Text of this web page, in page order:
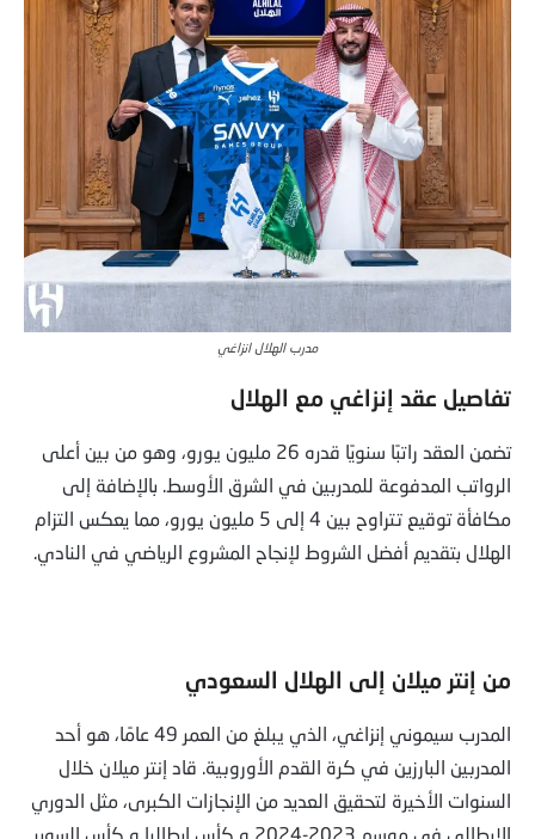
مدرب الهلال انزاغي
تفاصيل عقد إنزاغي مع الهلال
تضمن العقد راتبًا سنويًا قدره 26 مليون يورو، وهو من بين أعلى
الرواتب المدفوعة للمدربين في الشرق الأوسط. بالإضافة إلى
مكافأة توقيع تتراوح بين 4 إلى 5 مليون يورو، مما يعكس التزام
الهلال بتقديم أفضل الشروط لإنجاح المشروع الرياضي في النادي.
من إنتر ميلان إلى الهلال السعودي
المدرب سيموني إنزاغي، الذي يبلغ من العمر 49 عامًا، هو أحد
المدربين البارزين في كرة القدم الأوروبية. قاد إنتر ميلان خلال
السنوات الأخيرة لتحقيق العديد من الإنجازات الكبرى، مثل الدوري
الإيطالي في موسم 2023-2024 و كأس إيطاليا و كأس السوبر